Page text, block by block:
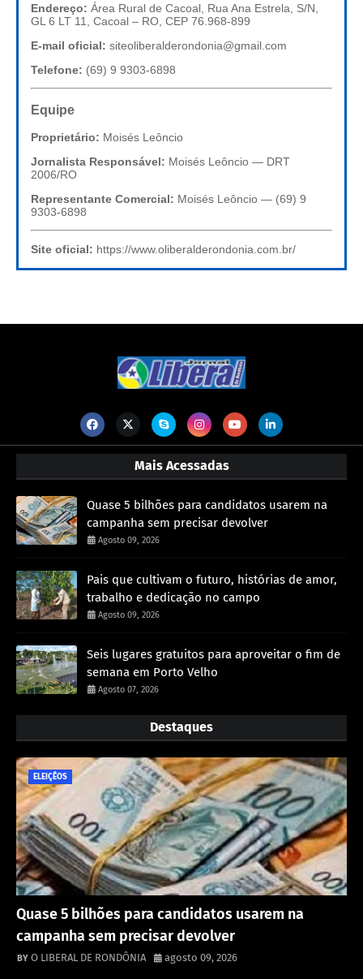
Endereço: Área Rural de Cacoal, Rua Ana Estrela, S/N,
GL 6 LT 11, Cacoal – RO, CEP 76.968-899
E-mail oficial: siteoliberalderondonia@gmail.com
Telefone: (69) 9 9303-6898
Equipe
Proprietário: Moisés Leôncio
Jornalista Responsável: Moisés Leôncio — DRT
2006/RO
Representante Comercial: Moisés Leôncio — (69) 9
9303-6898
Site oficial: https://www.oliberalderondonia.com.br/
Mais Acessadas
Quase 5 bilhões para candidatos usarem na
campanha sem precisar devolver
Agosto 09, 2026
Pais que cultivam o futuro, histórias de amor,
trabalho e dedicação no campo
Agosto 09, 2026
Seis lugares gratuitos para aproveitar o fim de
semana em Porto Velho
Agosto 07, 2026
Destaques
ELEIÇÊOS
Quase 5 bilhões para candidatos usarem na
campanha sem precisar devolver
O LIBERAL DE RONDÔNIA agosto 09, 2026